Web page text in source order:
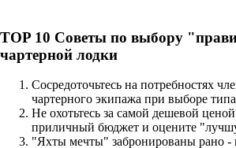
TOP 10 Советы по выбору
чартерной лодки
Сосредоточьтесь на потребностях
чартерного экипажа при выборе
Не охотьтесь за самой дешевой
приличный бюджет и оцените
"Яхты мечты" забронированы рано -